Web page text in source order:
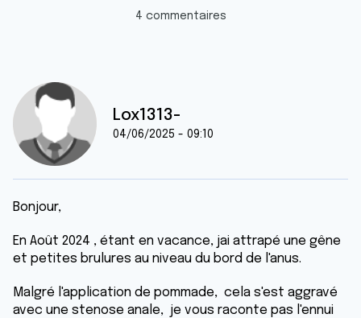
4 commentaires
Lox1313-
04/06/2025 - 09:10
Bonjour,
En Août 2024 , étant en vacance, jai attrapé une gêne
et petites brulures au niveau du bord de l'anus.
Malgré l'application de pommade, cela s'est aggravé
avec une stenose anale, je vous raconte pas l'ennui